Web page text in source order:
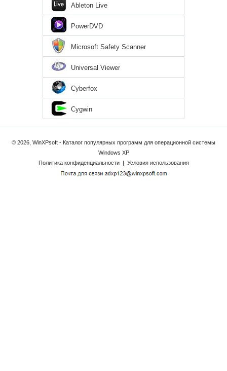
Ableton Live
PowerDVD
Microsoft Safety Scanner
Universal Viewer
Cyberfox
Cygwin
© 2026, WinXPsoft - Каталог популярных программ для операционной системы
Windows XP
Политика конфиденциальности
| Условия использования